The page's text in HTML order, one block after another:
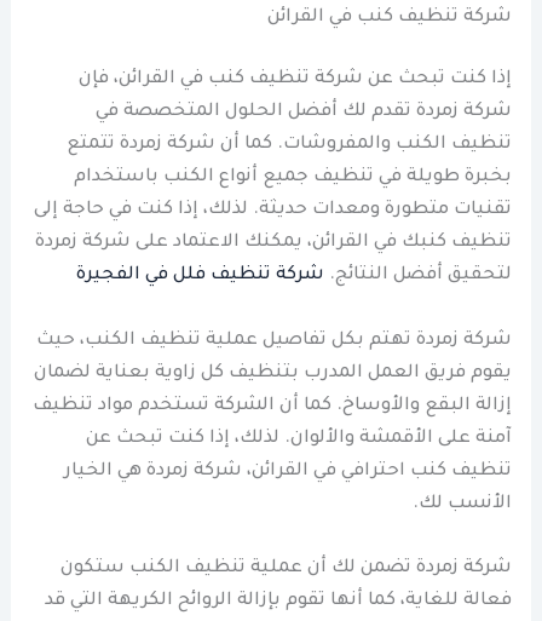
شركة تنظيف كنب في القرائن
إذا كنت تبحث عن شركة تنظيف كنب في القرائن، فإن
شركة زمردة تقدم لك أفضل الحلول المتخصصة في
تنظيف الكنب والمفروشات. كما أن شركة زمردة تتمتع
بخبرة طويلة في تنظيف جميع أنواع الكنب باستخدام
تقنيات متطورة ومعدات حديثة. لذلك، إذا كنت في حاجة إلى
تنظيف كنبك في القرائن، يمكنك الاعتماد على شركة زمردة
لتحقيق أفضل النتائج. شركة تنظيف فلل في الفجيرة
شركة زمردة تهتم بكل تفاصيل عملية تنظيف الكنب، حيث
يقوم فريق العمل المدرب بتنظيف كل زاوية بعناية لضمان
إزالة البقع والأوساخ. كما أن الشركة تستخدم مواد تنظيف
آمنة على الأقمشة والألوان. لذلك، إذا كنت تبحث عن
تنظيف كنب احترافي في القرائن، شركة زمردة هي الخيار
الأنسب لك.
شركة زمردة تضمن لك أن عملية تنظيف الكنب ستكون
فعالة للغاية، كما أنها تقوم بإزالة الروائح الكريهة التي قد